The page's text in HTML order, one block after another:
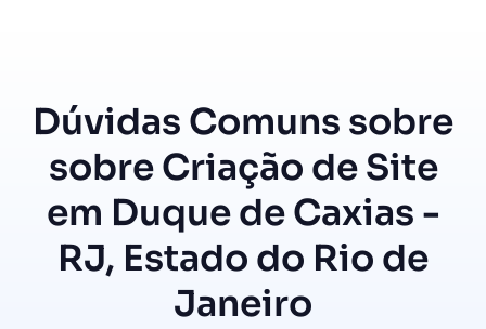
Dúvidas Comuns sobre
sobre Criação de Site
em Duque de Caxias -
RJ, Estado do Rio de
Janeiro